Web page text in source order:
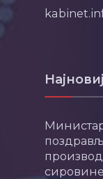
сировине